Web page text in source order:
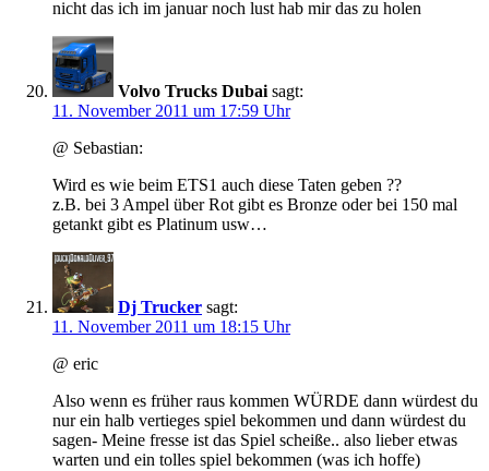
nicht das ich im januar noch lust hab mir das zu holen
Volvo Trucks Dubai sagt:
11. November 2011 um 17:59 Uhr
@ Sebastian:
Wird es wie beim ETS1 auch diese Taten geben ??
z.B. bei 3 Ampel über Rot gibt es Bronze oder bei 150 mal
getankt gibt es Platinum usw…
Dj Trucker sagt:
11. November 2011 um 18:15 Uhr
@ eric
Also wenn es früher raus kommen WÜRDE dann würdest du
nur ein halb vertieges spiel bekommen und dann würdest du
sagen- Meine fresse ist das Spiel scheiße.. also lieber etwas
warten und ein tolles spiel bekommen (was ich hoffe)